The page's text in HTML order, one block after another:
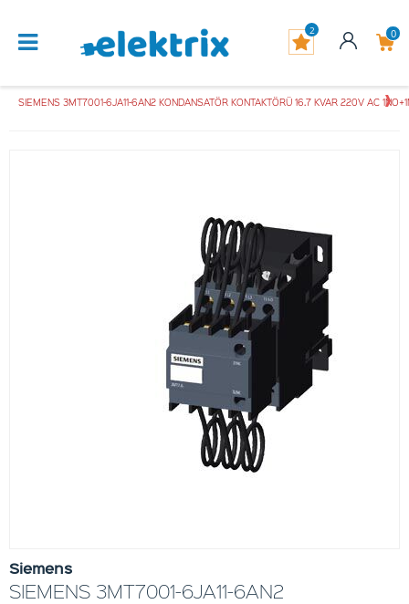
0
2
SIEMENS 3MT7001-6JA11-6AN2 KONDANSATÖR KONTAKTÖRÜ 16.7 KVAR 220V AC
Siemens
SIEMENS 3MT7001-6JA11-6AN2